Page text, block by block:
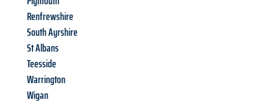
Renfrewshire
South Ayrshire
St Albans
Teesside
Warrington
Wigan